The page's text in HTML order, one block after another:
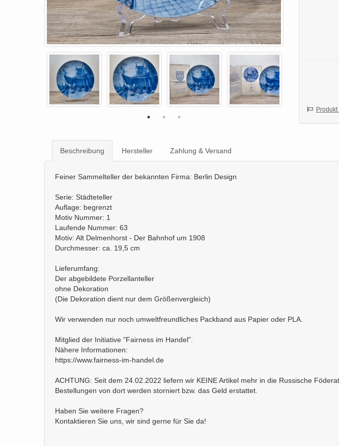
Beschreibung Hersteller Zahlung & Versand
Feiner Sammelteller der bekannten Firma: Berlin Design
Serie: Städteteller
Auflage: begrenzt
Motiv Nummer: 1
Laufende Nummer: 63
Motiv: Alt Delmenhorst - Der Bahnhof um 1908
Durchmesser: ca. 19,5 cm
Lieferumfang:
Der abgebildete Porzellanteller
ohne Dekoration
(Die Dekoration dient nur dem Größenvergleich)
Wir verwenden nur noch umweltfreundliches Packband aus Papier oder PLA.
Mitglied der Initiative "Fairness im Handel".
Nähere Informationen:
https://www.fairness-im-handel.de
ACHTUNG: Seit dem 24.02.2022 liefern wir KEINE Artikel mehr in die Russische
Bestellungen von dort werden storniert bzw. das Geld erstattet.
Haben Sie weitere Fragen?
Kontaktieren Sie uns, wir sind gerne für Sie da!